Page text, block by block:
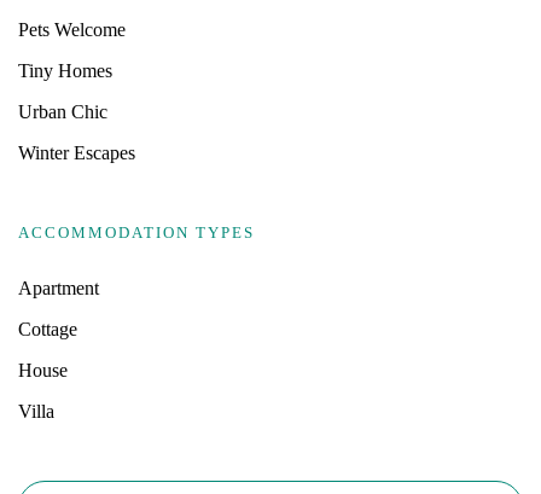
Pets Welcome
Tiny Homes
Urban Chic
Winter Escapes
ACCOMMODATION TYPES
Apartment
Cottage
House
Villa